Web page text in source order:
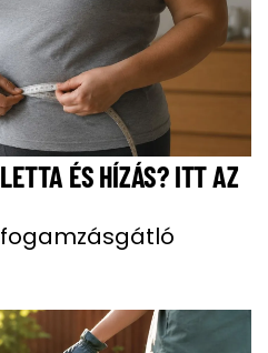
ÉS HÍZÁS? ITT AZ